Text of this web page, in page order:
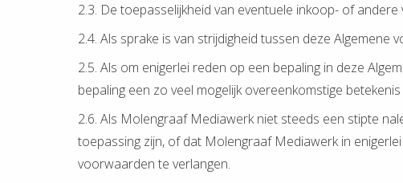
2.3. De toepasselijkheid van eventuele inkoop- of
2.4. Als sprake is van strijdigheid tussen deze
2.5. Als om enigerlei reden op een bepaling in deze
bepaling een zo veel mogelijk overeenkomstige
2.6. Als Molengraaf Mediawerk niet steeds een stipte
toepassing zijn, of dat Molengraaf Mediawerk in
voorwaarden te verlangen.